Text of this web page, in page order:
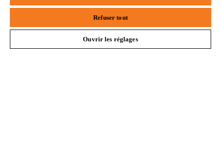
L'Entreprise
Questions fréquentes
Refuser tout
Ouvrir les réglages